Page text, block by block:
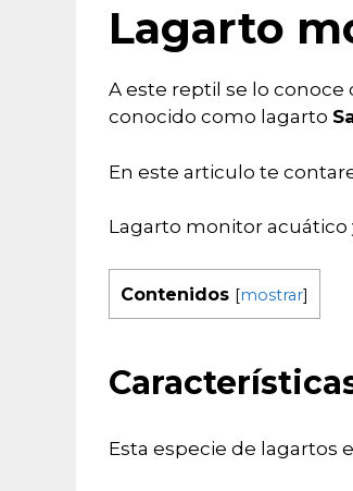
Lagarto
A este reptil se lo
conocido como lagarto
En este articulo te
Lagarto monitor
Contenidos [mostrar]
Esta especie de lagartos